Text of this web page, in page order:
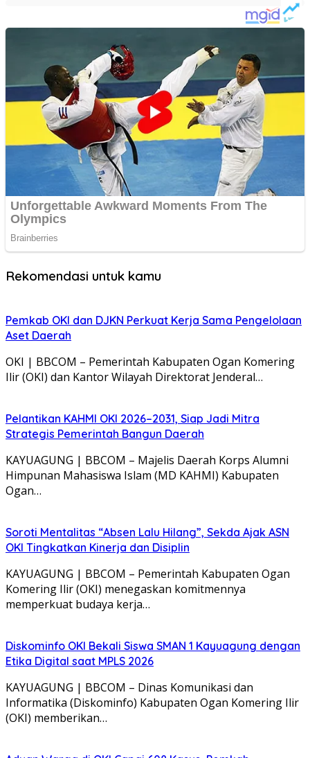
Rekomendasi untuk kamu
Pemkab OKI dan DJKN Perkuat Kerja Sama Pengelolaan
Aset Daerah
OKI | BBCOM – Pemerintah Kabupaten Ogan Komering
Ilir (OKI) dan Kantor Wilayah Direktorat Jenderal…
Pelantikan KAHMI OKI 2026–2031, Siap Jadi Mitra
Strategis Pemerintah Bangun Daerah
KAYUAGUNG | BBCOM – Majelis Daerah Korps Alumni
Himpunan Mahasiswa Islam (MD KAHMI) Kabupaten
Ogan…
Soroti Mentalitas “Absen Lalu Hilang”, Sekda Ajak ASN
OKI Tingkatkan Kinerja dan Disiplin
KAYUAGUNG | BBCOM – Pemerintah Kabupaten Ogan
Komering Ilir (OKI) menegaskan komitmennya
memperkuat budaya kerja…
Diskominfo OKI Bekali Siswa SMAN 1 Kayuagung dengan
Etika Digital saat MPLS 2026
KAYUAGUNG | BBCOM – Dinas Komunikasi dan
Informatika (Diskominfo) Kabupaten Ogan Komering Ilir
(OKI) memberikan…